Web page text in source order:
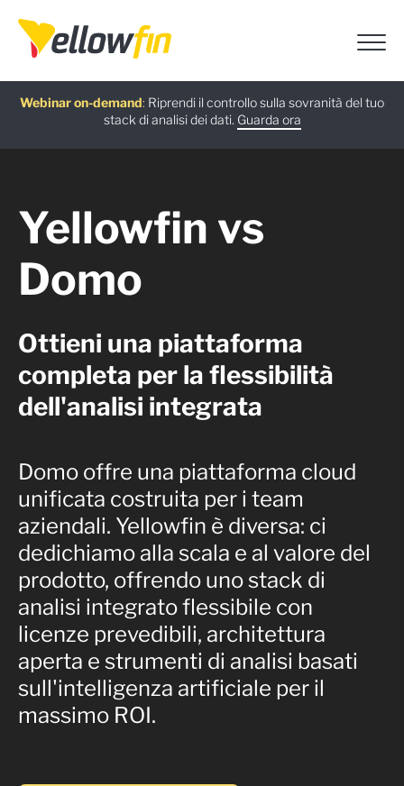
Webinar on-demand: Riprendi il controllo sulla sovranità del tuo
stack di analisi dei dati. Guarda ora
Ultima versione : Scopri le più recenti funzionalità basate sull’IA
introdotte in Yellowfin versione 9.17.
Guida gratuita:L’alternativa a Power BI: guida alla migrazione di
Yellowfin.Scarica ora
Assistenti chatbot IA:Usa Ask Yellowfin e Code Assistant per
ottenere rapidamente risposte su Yellowfin:Prova ora
Yellowfin vs
Domo
Ottieni una piattaforma
completa per la flessibilità
dell'analisi integrata
Domo offre una piattaforma cloud
unificata costruita per i team
aziendali. Yellowfin è diversa: ci
dedichiamo alla scala e al valore del
prodotto, offrendo uno stack di
analisi integrato flessibile con
licenze prevedibili, architettura
aperta e strumenti di analisi basati
sull'intelligenza artificiale per il
massimo ROI.